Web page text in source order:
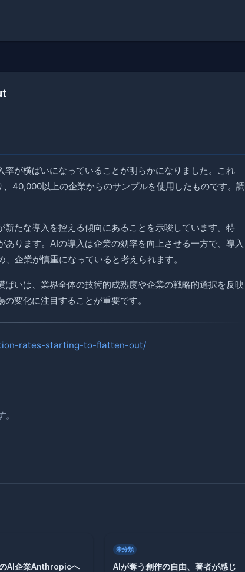
が横ばいになっていることが明らかになりました。これ
40,000以上の企業からのサンプルを使用したものです。調
たな導入を控える傾向にあることを示唆しています。特
ります。AIの導入は企業の効率を向上させる一方で、導入
企業が慎重になっていると考えられます。
いは、業界全体の技術的成熟度や企業の戦略的選択を反映
変化に注目することが重要です。
rates-starting-to-flatten-out/
AI企業Anthropicへ
未分類
AIが奪う創作の自由、著者が感じ